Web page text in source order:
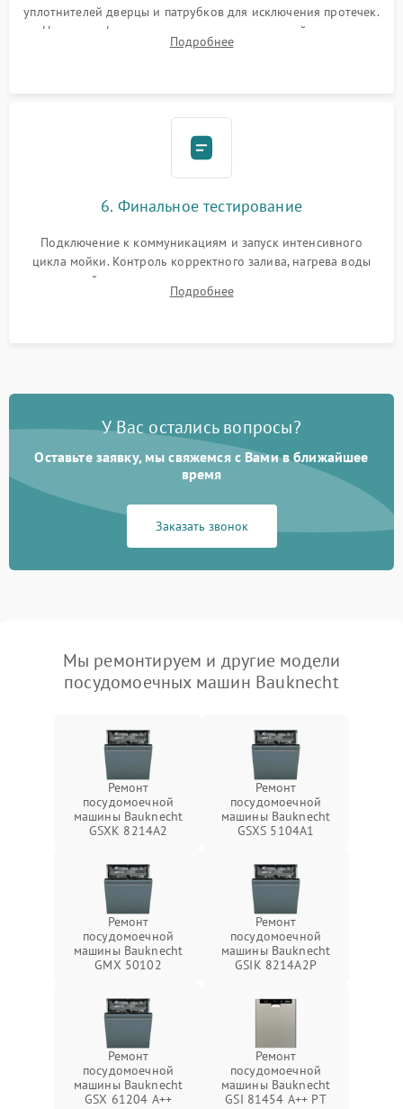
уплотнителей дверцы и патрубков для исключения протечек.
Надежная фиксация хомутов гидравлической системы,
сборка корпуса и установка датчика поплавка.
Подробнее
6. Финальное тестирование
Подключение к коммуникациям и запуск интенсивного
цикла мойки. Контроль корректного залива, нагрева воды
до нужной температуры, отсутствия посторонних шумов,
штатного слива и абсолютной сухости в поддоне.
Подробнее
У Вас остались вопросы?
Оставьте заявку, мы свяжемся с Вами в ближайшее
время
Заказать звонок
Мы ремонтируем и другие модели
посудомоечных машин Bauknecht
Ремонт
посудомоечной
машины Bauknecht
GSXK 8214A2
Ремонт
посудомоечной
машины Bauknecht
GSXS 5104A1
Ремонт
посудомоечной
машины Bauknecht
GMX 50102
Ремонт
посудомоечной
машины Bauknecht
GSIK 8214A2P
Ремонт
посудомоечной
машины Bauknecht
GSX 61204 A++
Ремонт
посудомоечной
машины Bauknecht
GSI 81454 A++ PT